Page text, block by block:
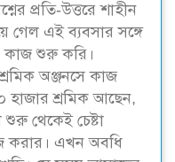
প্রতি-উত্তরে শাহীন
গেল এই ব্যবসার সঙ্গে
কাজ শুরু করি।
অঞ্জনসে কাজ
হাজার শ্রমিক আছেন,
থেকেই চেষ্টা
করার। এখন অবধি